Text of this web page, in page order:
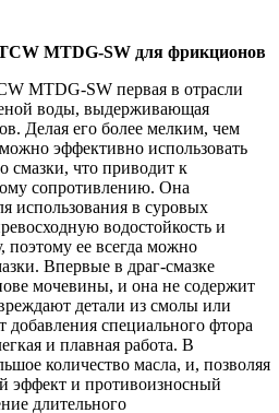
MTDG-SW для фрикционов
MTDG-SW первая в отрасли
воды, выдерживающая
Делая его более мелким, чем
эффективно использовать
смазки, что приводит к
сопротивлению. Она
использования в суровых
водостойкость и
ее всегда можно
Впервые в драг-смазке
мочевины, и она не содержит
детали из смолы или
добавления специального фтора
и плавная работа. В
количество масла, и, позволяя
эффект и противоизносный
длительного